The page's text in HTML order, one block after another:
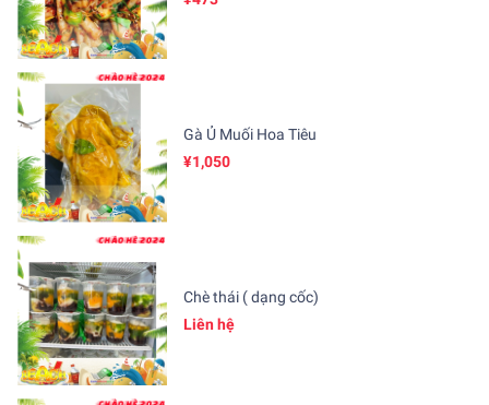
Gà Ủ Muối Hoa Tiêu
¥1,050
Chè thái ( dạng cốc)
Liên hệ